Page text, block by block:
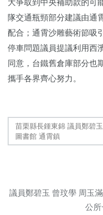
大爭取到中央補助款的可
隊交通瓶頸部分建議由通
配合；通霄沙雕藝術節吸
停車問題議員提議利用西
同意，台鐵舊倉庫部分也
攜手各界齊心努力。
苗栗縣長鍾東錦 議員鄭碧
圖書館 通霄鎮
議員鄭碧玉 曾玟學 周玉
公所